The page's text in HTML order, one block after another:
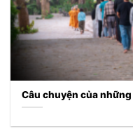
Câu chuyện của